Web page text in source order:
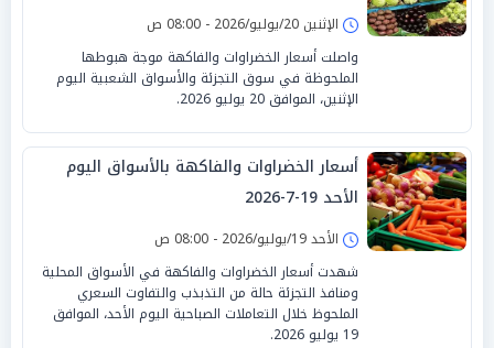
الإثنين 20/يوليو/2026 - 08:00 ص
واصلت أسعار الخضراوات والفاكهة موجة هبوطها
الملحوظة في سوق التجزئة والأسواق الشعبية اليوم
الإثنين، الموافق 20 يوليو 2026.
أسعار الخضراوات والفاكهة بالأسواق اليوم
الأحد 19-7-2026
الأحد 19/يوليو/2026 - 08:00 ص
شهدت أسعار الخضراوات والفاكهة في الأسواق المحلية
ومنافذ التجزئة حالة من التذبذب والتفاوت السعري
الملحوظ خلال التعاملات الصباحية اليوم الأحد، الموافق
19 يوليو 2026.